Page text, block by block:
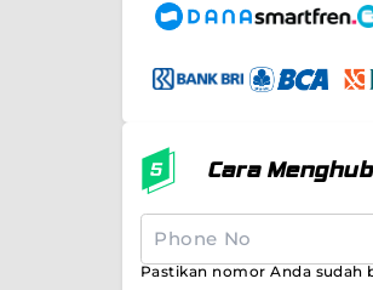
Cara
Pastikan nomor Anda sudah